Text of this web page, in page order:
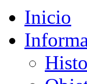
Inicio